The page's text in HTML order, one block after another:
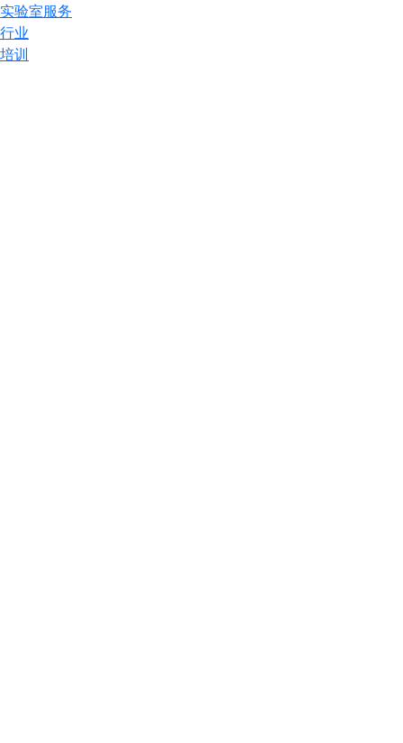
实验室服务
行业
培训